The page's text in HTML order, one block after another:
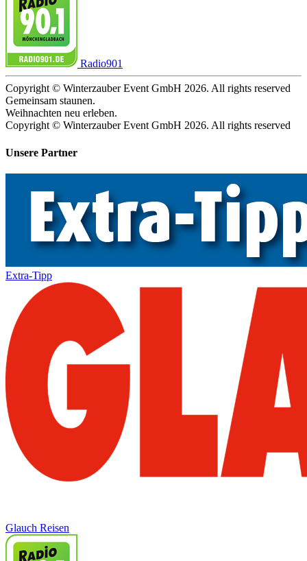
Radio901
Copyright © Winterzauber Event GmbH 2026. All rights reserved
Gemeinsam staunen.
Weihnachten neu erleben.
Copyright © Winterzauber Event GmbH 2026. All rights reserved
Unsere Partner
Extra-Tipp
Glauch Reisen